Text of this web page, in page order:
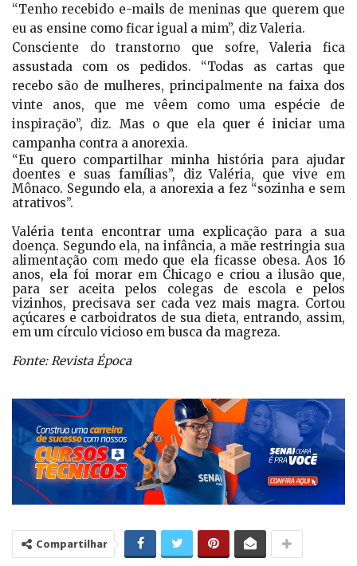
“Tenho recebido e-mails de meninas que querem que
eu as ensine como ficar igual a mim”, diz Valeria.
Consciente do transtorno que sofre, Valeria fica
assustada com os pedidos. “Todas as cartas que
recebo são de mulheres, principalmente na faixa dos
vinte anos, que me vêem como uma espécie de
inspiração”, diz. Mas o que ela quer é iniciar uma
campanha contra a anorexia.
“Eu quero compartilhar minha história para ajudar
doentes e suas famílias”, diz Valéria, que vive em
Mônaco. Segundo ela, a anorexia a fez “sozinha e sem
atrativos”.
Valéria tenta encontrar uma explicação para a sua
doença. Segundo ela, na infância, a mãe restringia sua
alimentação com medo que ela ficasse obesa. Aos 16
anos, ela foi morar em Chicago e criou a ilusão que,
para ser aceita pelos colegas de escola e pelos
vizinhos, precisava ser cada vez mais magra. Cortou
açúcares e carboidratos de sua dieta, entrando, assim,
em um círculo vicioso em busca da magreza.
Fonte: Revista Época
Compartilhar